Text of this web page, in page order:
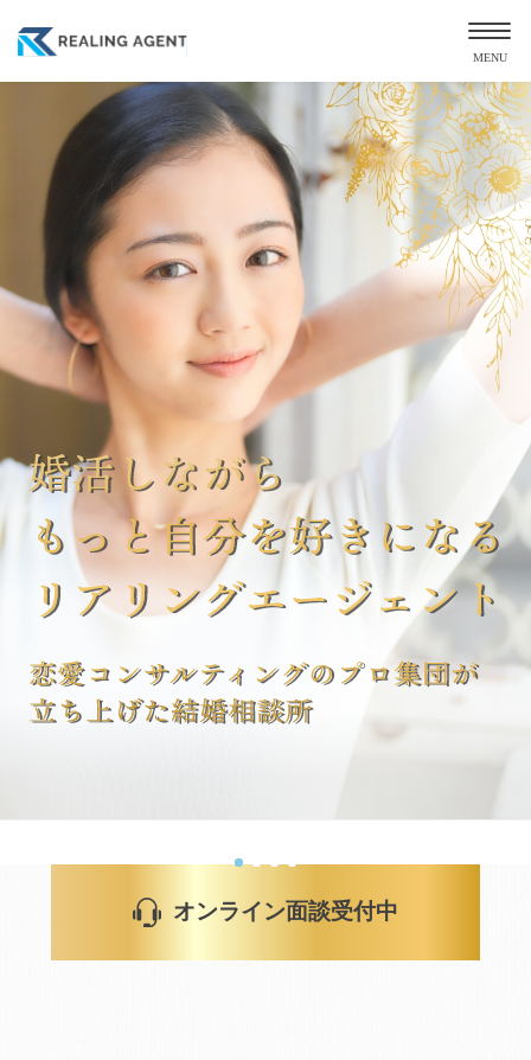
MENU
無料でオンライン面談予約する
VIP PLAN専属
マネージャー婚活
婚活で失敗したくない。
費用より結果を優先したい方向けプラン。
出逢いへ100%
コミットします。
理由はリアリングエージェントの運営にあった。
詳しくはこちら >
オンライン面談受付中